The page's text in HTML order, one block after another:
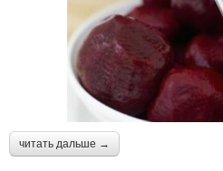
читать дальше →